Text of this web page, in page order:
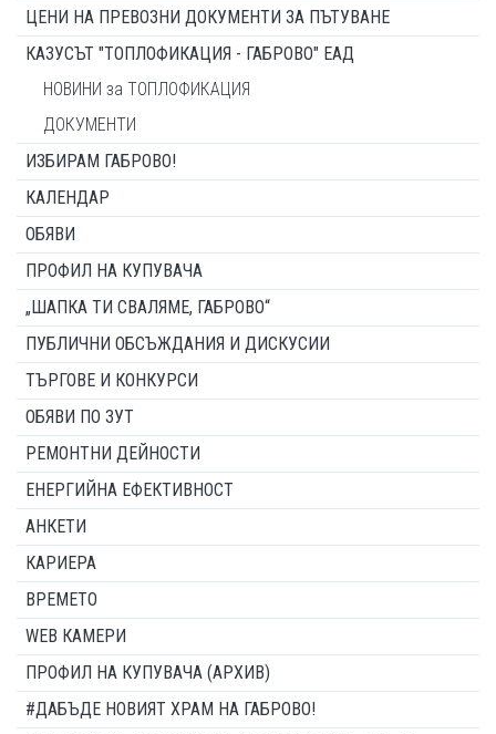
ЦЕНИ НА ПРЕВОЗНИ ДОКУМЕНТИ ЗА ПЪТУВАНЕ
КАЗУСЪТ "ТОПЛОФИКАЦИЯ - ГАБРОВО" ЕАД
НОВИНИ за ТОПЛОФИКАЦИЯ
ДОКУМЕНТИ
ИЗБИРАМ ГАБРОВО!
КАЛЕНДАР
ОБЯВИ
ПРОФИЛ НА КУПУВАЧА
„ШАПКА ТИ СВАЛЯМЕ, ГАБРОВО“
ПУБЛИЧНИ ОБСЪЖДАНИЯ И ДИСКУСИИ
ТЪРГОВЕ И КОНКУРСИ
ОБЯВИ ПО ЗУТ
РЕМОНТНИ ДЕЙНОСТИ
ЕНЕРГИЙНА ЕФЕКТИВНОСТ
АНКЕТИ
КАРИЕРА
ВРЕМЕТО
WEB КАМЕРИ
ПРОФИЛ НА КУПУВАЧА (АРХИВ)
#ДАБЪДЕ НОВИЯТ ХРАМ НА ГАБРОВО!